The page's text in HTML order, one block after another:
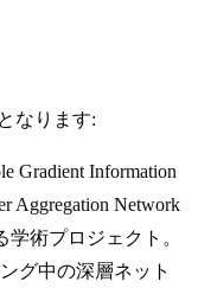
なります:
Gradient Information
Aggregation Network
術プロジェクト。
グ中の深層ネット